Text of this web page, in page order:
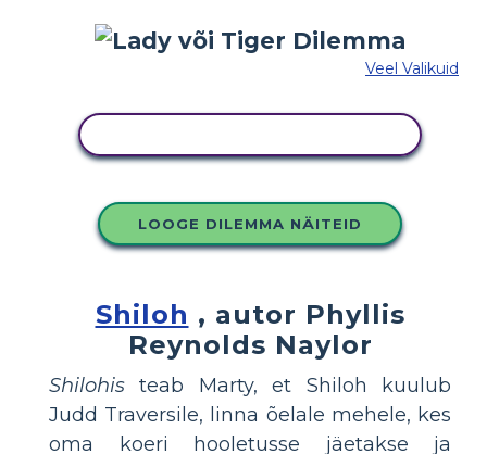
Veel Valikuid
LOOGE DILEMMA NÄITEID
Shiloh , autor Phyllis
Reynolds Naylor
Shilohis teab Marty, et Shiloh kuulub
Judd Traversile, linna õelale mehele, kes
oma koeri hooletusse jäetakse ja